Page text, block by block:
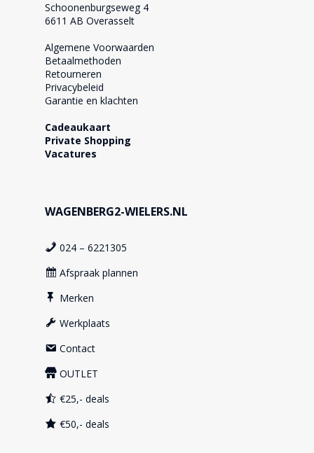
Schoonenburgseweg 4
6611 AB Overasselt
Algemene Voorwaarden
Betaalmethoden
Retourneren
Privacybeleid
Garantie en klachten
Cadeaukaart
Private Shopping
Vacatures
WAGENBERG2-WIELERS.NL
024 – 6221305
Afspraak plannen
Merken
Werkplaats
Contact
OUTLET
€25,- deals
€50,- deals